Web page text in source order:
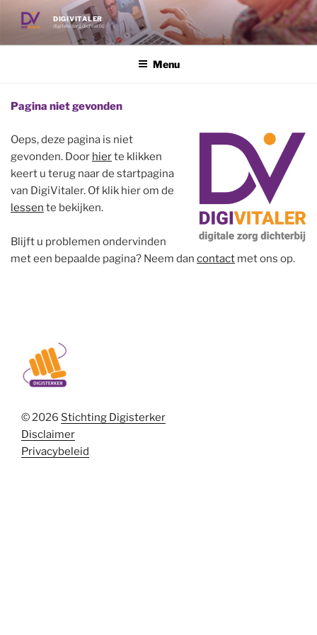
de
DIGIVITALER
digitale zorg dichterbij
Menu
Pagina niet gevonden
Oeps, deze pagina is niet
gevonden. Door hierte klikken
keert u terug naar de startpagina
van DigiVitaler. Of klik hier om de
lessen te bekijken.
Blijft u problemen ondervinden
met een bepaalde pagina? Neem dan contact met ons op.
© 2026 Stichting Digisterker
Disclaimer
Privacybeleid